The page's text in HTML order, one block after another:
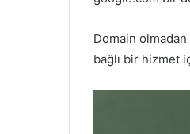
Domain olmadan
bağlı bir hizmet